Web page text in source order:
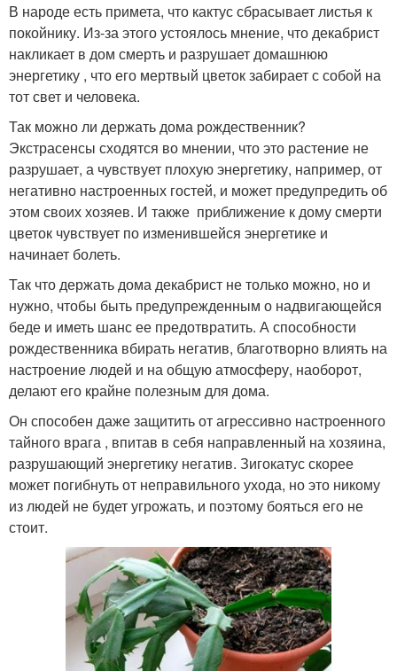
В народе есть примета, что кактус сбрасывает листья к
покойнику. Из-за этого устоялось мнение, что декабрист
накликает в дом смерть и разрушает домашнюю
энергетику , что его мертвый цветок забирает с собой на
тот свет и человека.
Так можно ли держать дома рождественник?
Экстрасенсы сходятся во мнении, что это растение не
разрушает, а чувствует плохую энергетику, например, от
негативно настроенных гостей, и может предупредить об
этом своих хозяев. И также приближение к дому смерти
цветок чувствует по изменившейся энергетике и
начинает болеть.
Так что держать дома декабрист не только можно, но и
нужно, чтобы быть предупрежденным о надвигающейся
беде и иметь шанс ее предотвратить. А способности
рождественника вбирать негатив, благотворно влиять на
настроение людей и на общую атмосферу, наоборот,
делают его крайне полезным для дома.
Он способен даже защитить от агрессивно настроенного
тайного врага , впитав в себя направленный на хозяина,
разрушающий энергетику негатив. Зигокатус скорее
может погибнуть от неправильного ухода, но это никому
из людей не будет угрожать, и поэтому бояться его не
стоит.